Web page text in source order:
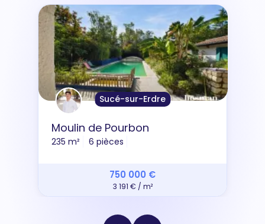
Sucé-sur-Erdre
Moulin de Pourbon
235 m² 6 pièces
750 000 €
3 191 € / m²